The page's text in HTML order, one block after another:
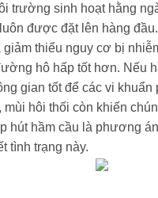
trường sinh hoạt hằng
được đặt lên hàng
giảm thiểu nguy cơ bị
hô hấp tốt hơn. Nếu
gian tốt để các vi khuẩn
mùi hôi thối còn khiến
hút hầm cầu là phương
tình trạng này.